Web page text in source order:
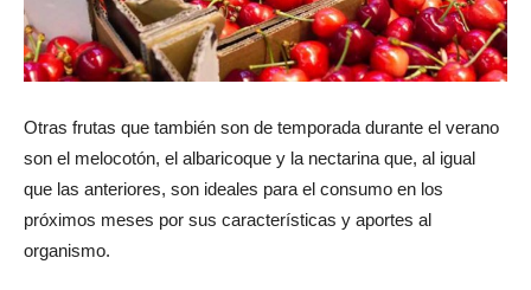
Otras frutas que también son de temporada durante el verano
son el melocotón, el albaricoque y la nectarina que, al igual
que las anteriores, son ideales para el consumo en los
próximos meses por sus características y aportes al
organismo.